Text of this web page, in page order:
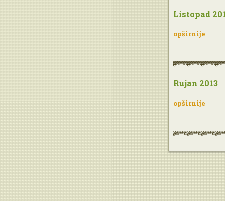
Listopad
opširnije
Rujan 2013
opširnije